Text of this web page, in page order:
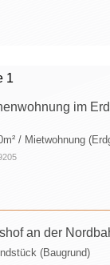
1
im
/ Mietwohnung
an der
(Baugrund)